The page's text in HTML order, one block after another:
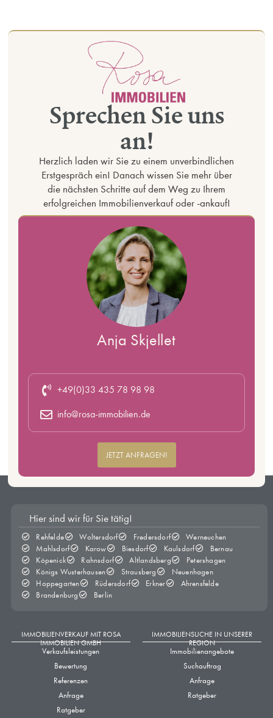
Sprechen Sie uns
an!
Herzlich laden wir Sie zu einem unverbindlichen
Erstgespräch ein! Danach wissen Sie mehr über
die nächsten Schritte auf dem Weg zu Ihrem
erfolgreichen Immobilienverkauf oder -ankauf!
Anja Skjellet
+49(0)33 435 78 98 98
info@rosa-immobilien.de
JETZT ANFRAGEN!
Hier sind wir für Sie tätig!
Rehfelde Woltersdorf Fredersdorf
Werneuchen
Mahlsdorf
Karow Biesdorf Kaulsdorf
Bernau
Köpenick
Rahnsdorf Altlandsberg
Petershagen
Königs Wusterhausen
Strausberg
Neuenhagen
Hoppegarten
Rüdersdorf Erkner
Ahrensfelde
Brandenburg
Berlin
IMMOBILIENVERKAUF MIT ROSA
IMMOBILIEN GMBH
Verkaufsleistungen
Bewertung
Referenzen
Anfrage
Ratgeber
IMMOBILIENSUCHE IN UNSERER
REGION
Immobilienangebote
Suchauftrag
Anfrage
Ratgeber